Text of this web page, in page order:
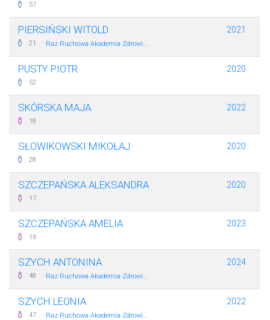
57
PIERSIŃSKI WITOLD
21 · Raz Ruchowa Akademia Zdrowi...
2021
PUSTY PIOTR
52
2020
SKÓRSKA MAJA
18
2022
SŁOWIKOWSKI MIKOŁAJ
28
2020
SZCZEPAŃSKA ALEKSANDRA
17
2020
SZCZEPAŃSKA AMELIA
16
2023
SZYCH ANTONINA
48 · Raz Ruchowa Akademia Zdrowi...
2024
SZYCH LEONIA
47 · Raz Ruchowa Akademia Zdrowi...
2022